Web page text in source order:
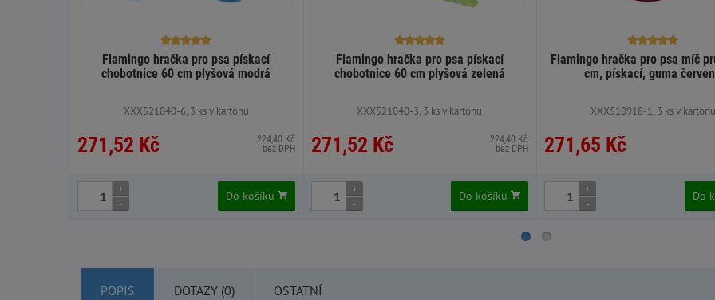
Flamingo hračka pro psa pískací
chobotnice 60 cm plyšová modrá
XXX521040-6, 3 ks v kartonu
271,52 Kč
224,40 Kč
bez DPH
+
-
Do košíku
Flamingo hračka pro psa pískací
chobotnice 60 cm plyšová zelená
XXX521040-3, 3 ks v kartonu
271,52 Kč
224,40 Kč
bez DPH
+
-
Do košíku
Flamingo hračka pro psa míč
cm, pískací, guma
XXX510918-1, 3 ks v kartonu
271,65 Kč
+
-
Do
POPIS DOTAZY (0) OSTATNÍ